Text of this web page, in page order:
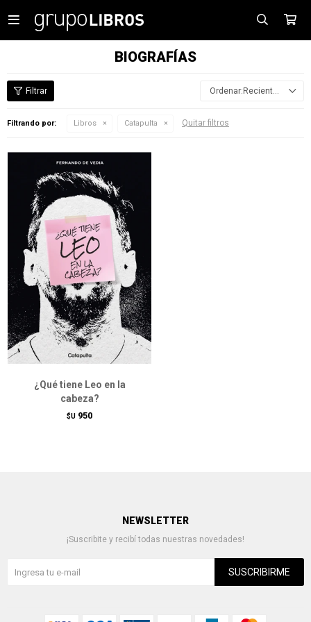

BIOGRAFÍAS
Recientes
Filtrando por: Libros Catapulta Quitar filtros
¿Qué tiene Leo en la
cabeza?
$U 950
NEWSLETTER
¡Suscribite y recibí todas nuestras novedades!
SUSCRIBIRME